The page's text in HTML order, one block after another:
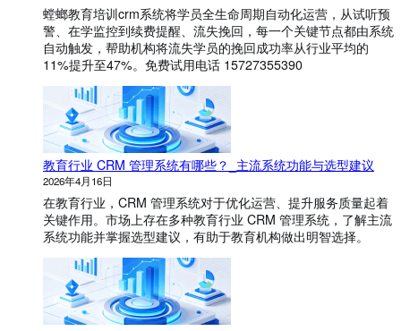
螳螂教育培训crm系统将学员全生命周期自动化运营，从试听预
警、在学监控到续费提醒、流失挽回，每一个关键节点都由系统
自动触发，帮助机构将流失学员的挽回成功率从行业平均的
11%提升至47%。免费试用电话 15727355390
教育行业 CRM 管理系统有哪些？_主流系统功能与选型建议
2026年4月16日
在教育行业，CRM 管理系统对于优化运营、提升服务质量起着
关键作用。市场上存在多种教育行业 CRM 管理系统，了解主流
系统功能并掌握选型建议，有助于教育机构做出明智选择。